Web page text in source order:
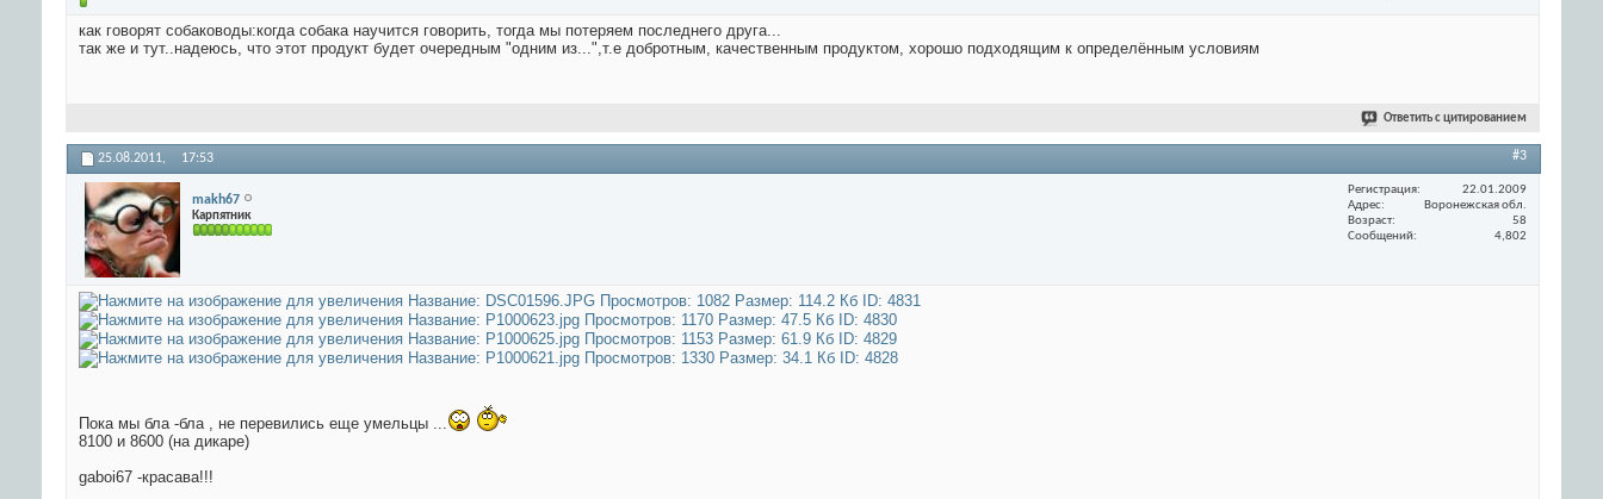
как говорят собаководы:когда собака научится говорить, тогда мы потеряем последнего друга...
так же и тут..надеюсь, что этот продукт будет очередным "одним из...",т.е добротным, качественным продуктом, хорошо подходящим к определённым условиям
Ответить с цитированием
25.08.2011, 17:53 #3
makh67
Карпятник
Регистрация
22.01.2009
Адрес
Воронежская обл.
Возраст
58
Сообщений
4,802
Пока мы бла -бла , не перевились еще умельцы ...
8100 и 8600 (на дикаре)
gaboi67 -красава!!!